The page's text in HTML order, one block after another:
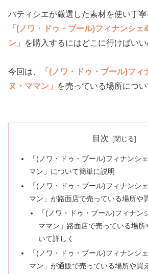
パティシエが厳選した素材を使い丁
「(ノワ・ドゥ・ブール)フィナンシ
ン」
を購入するにはどこに行けばいい
今回は、
「(ノワ・ドゥ・ブール)フ
ヌ・ママン」
を売っている場所につい
目次
「(ノワ・ドゥ・ブール)フィナンシ
マン」について簡単に説明
「(ノワ・ドゥ・ブール)フィナンシ
マン」が路面店で売っている場所や
「(ノワ・ドゥ・ブール)フィナン
ママン」路面店で売っている場所
いて詳しく
「(ノワ・ドゥ・ブール)フィナンシ
マン」が通販で売っている場所や買